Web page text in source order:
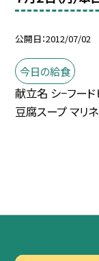
公開日 2012/07/02
今日の給食
献立名 シ−フード
豆腐スープ マリ